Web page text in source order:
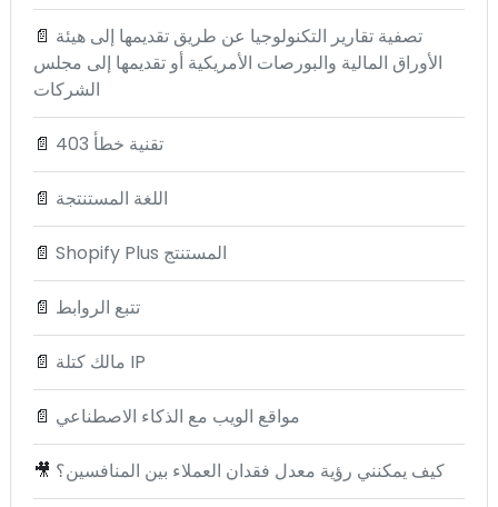
📄 تصفية تقارير التكنولوجيا عن طريق تقديمها إلى هيئة
الأوراق المالية والبورصات الأمريكية أو تقديمها إلى مجلس
الشركات
📄 تقنية خطأ 403
📄 اللغة المستنتجة
📄 Shopify Plus المستنتج
📄 تتبع الروابط
📄 مالك كتلة IP
📄 مواقع الويب مع الذكاء الاصطناعي
🎥 كيف يمكنني رؤية معدل فقدان العملاء بين المنافسين؟